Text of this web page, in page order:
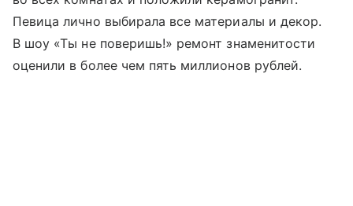
Певица лично выбирала все материалы и декор.
В шоу «Ты не поверишь!» ремонт знаменитости
оценили в более чем пять миллионов рублей.